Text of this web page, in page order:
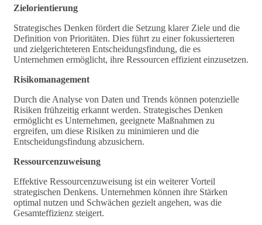
Zielorientierung
Strategisches Denken fördert die Setzung klarer Ziele und die
Definition von Prioritäten. Dies führt zu einer fokussierteren
und zielgerichteteren Entscheidungsfindung, die es
Unternehmen ermöglicht, ihre Ressourcen effizient einzusetzen.
Risikomanagement
Durch die Analyse von Daten und Trends können potenzielle
Risiken frühzeitig erkannt werden. Strategisches Denken
ermöglicht es Unternehmen, geeignete Maßnahmen zu
ergreifen, um diese Risiken zu minimieren und die
Entscheidungsfindung abzusichern.
Ressourcenzuweisung
Effektive Ressourcenzuweisung ist ein weiterer Vorteil
strategischen Denkens. Unternehmen können ihre Stärken
optimal nutzen und Schwächen gezielt angehen, was die
Gesamteffizienz steigert.